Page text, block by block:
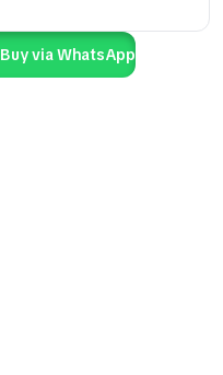
Buy via WhatsApp